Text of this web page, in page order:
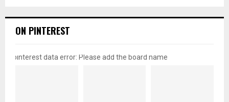
ON PINTEREST
pinterest data error: Please add the board name